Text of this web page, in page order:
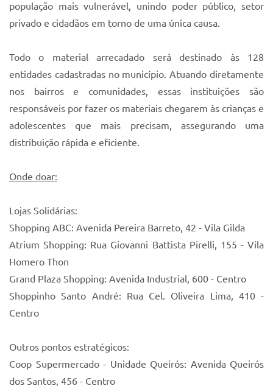
população mais vulnerável, unindo poder público, setor
privado e cidadãos em torno de uma única causa.
Todo o material arrecadado será destinado às 128
entidades cadastradas no município. Atuando diretamente
nos bairros e comunidades, essas instituições são
responsáveis por fazer os materiais chegarem às crianças e
adolescentes que mais precisam, assegurando uma
distribuição rápida e eficiente.
Onde doar:
Lojas Solidárias:
Shopping ABC: Avenida Pereira Barreto, 42 - Vila Gilda
Atrium Shopping: Rua Giovanni Battista Pirelli, 155 - Vila
Homero Thon
Grand Plaza Shopping: Avenida Industrial, 600 - Centro
Shoppinho Santo André: Rua Cel. Oliveira Lima, 410 -
Centro
Outros pontos estratégicos:
Coop Supermercado - Unidade Queirós: Avenida Queirós
dos Santos, 456 - Centro